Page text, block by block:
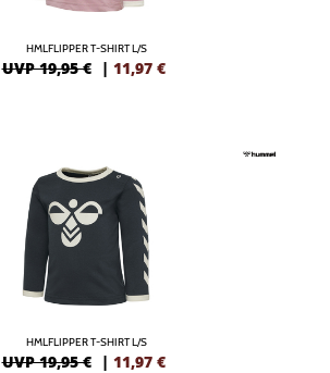
HMLFLIPPER T-SHIRT L/S
UVP 19,95 € | 11,97 €
HMLFLIPPER T-SHIRT L/S
UVP 19,95 € | 11,97 €